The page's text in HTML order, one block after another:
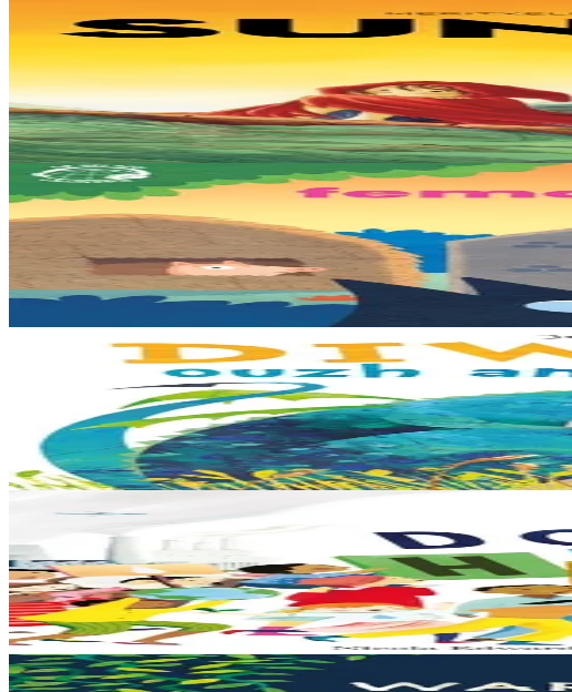
Sunakay
La mer est devenue une immense décharge dépourvue de vie sous-marine.
En stock25,00 €
3 ans et plus
TES
Les trois petits cochons
Il était une fois trois joyeux petits cochons qui vivaient avec leurs parents. Il
Look out, it's a Dragon!
Eflammez la dragonne est en quête d'une nouvelle maison. Mais quand elle
En stock13,00 €
Bannoù-heol
Like the Ocean We Rise
Notre planète est immense et magnifique, mais elle a besoin de notre aide –
En stock13,00 €
3 ans et plus
Bannoù-heol